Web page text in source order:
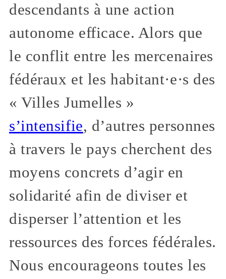
descendants à une action
autonome efficace. Alors que
le conflit entre les mercenaires
fédéraux et les habitant·e·s des
« Villes Jumelles »
s’intensifie, d’autres personnes
à travers le pays cherchent des
moyens concrets d’agir en
solidarité afin de diviser et
disperser l’attention et les
ressources des forces fédérales.
Nous encourageons toutes les